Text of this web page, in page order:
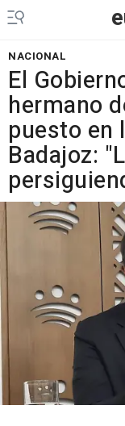
NACIONAL
El
hermano
puesto en
Badajoz: